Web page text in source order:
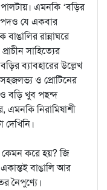
পালটায়। এমনকি ‘বড়ির
পদও যে একবার
রান্নাঘরে
সাহিত্যের
ব্যাবহারের উল্লেখ
ও প্রোটিনের
বড়ি খুব পছন্দ
নিরামিষাশী
করে হয়? জি
বাঙালি আর
নৈপুণ্যে।